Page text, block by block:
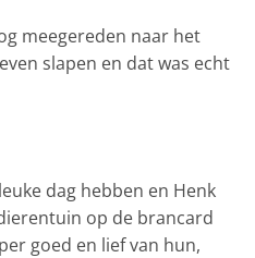
meegereden naar het
slapen en dat was echt
dag hebben en Henk
op de brancard
goed en lief van hun,